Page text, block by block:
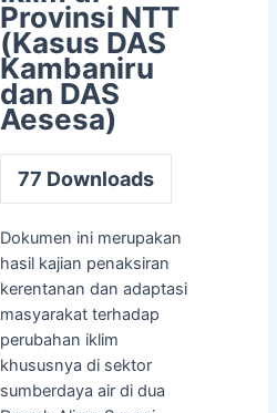
Provinsi NTT
(Kasus DAS
Kambaniru
dan DAS
Aesesa)
77 Downloads
Dokumen ini merupakan
hasil kajian penaksiran
kerentanan dan adaptasi
masyarakat terhadap
perubahan iklim
khususnya di sektor
sumberdaya air di dua